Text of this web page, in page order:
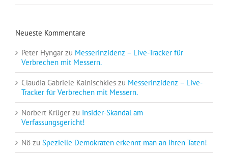
Neueste Kommentare
Peter Hyngar zu Messerinzidenz – Live-Tracker für
Verbrechen mit Messern.
Claudia Gabriele Kalnischkies zu Messerinzidenz – Live-
Tracker für Verbrechen mit Messern.
Norbert Krüger zu Insider-Skandal am
Verfassungsgericht!
Nö zu Spezielle Demokraten erkennt man an ihren Taten!